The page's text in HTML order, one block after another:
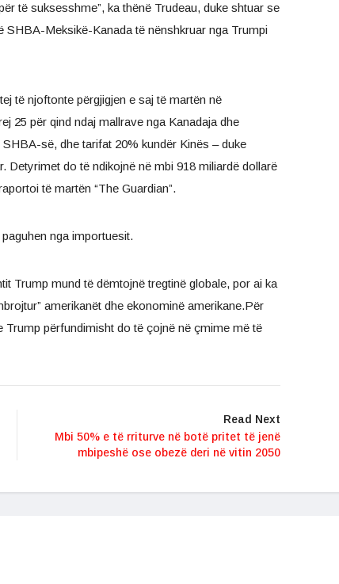
të suksesshme”, ka thënë Trudeau, duke shtuar se
Meksikë-Kanada të nënshkruar nga Trumpi
të njoftonte përgjigjen e saj të martën në
25 për qind ndaj mallrave nga Kanadaja dhe
së, dhe tarifat 20% kundër Kinës – duke
Detyrimet do të ndikojnë në mbi 918 miliardë dollarë
të martën “The Guardian”.
nga importuesit.
Trump mund të dëmtojnë tregtinë globale, por ai ka
amerikanët dhe ekonominë amerikane.Për
Trump përfundimisht do të çojnë në çmime më të
Read Next
Mbi 50% e të rriturve në botë pritet të jenë
mbipeshë ose obezë deri në vitin 2050